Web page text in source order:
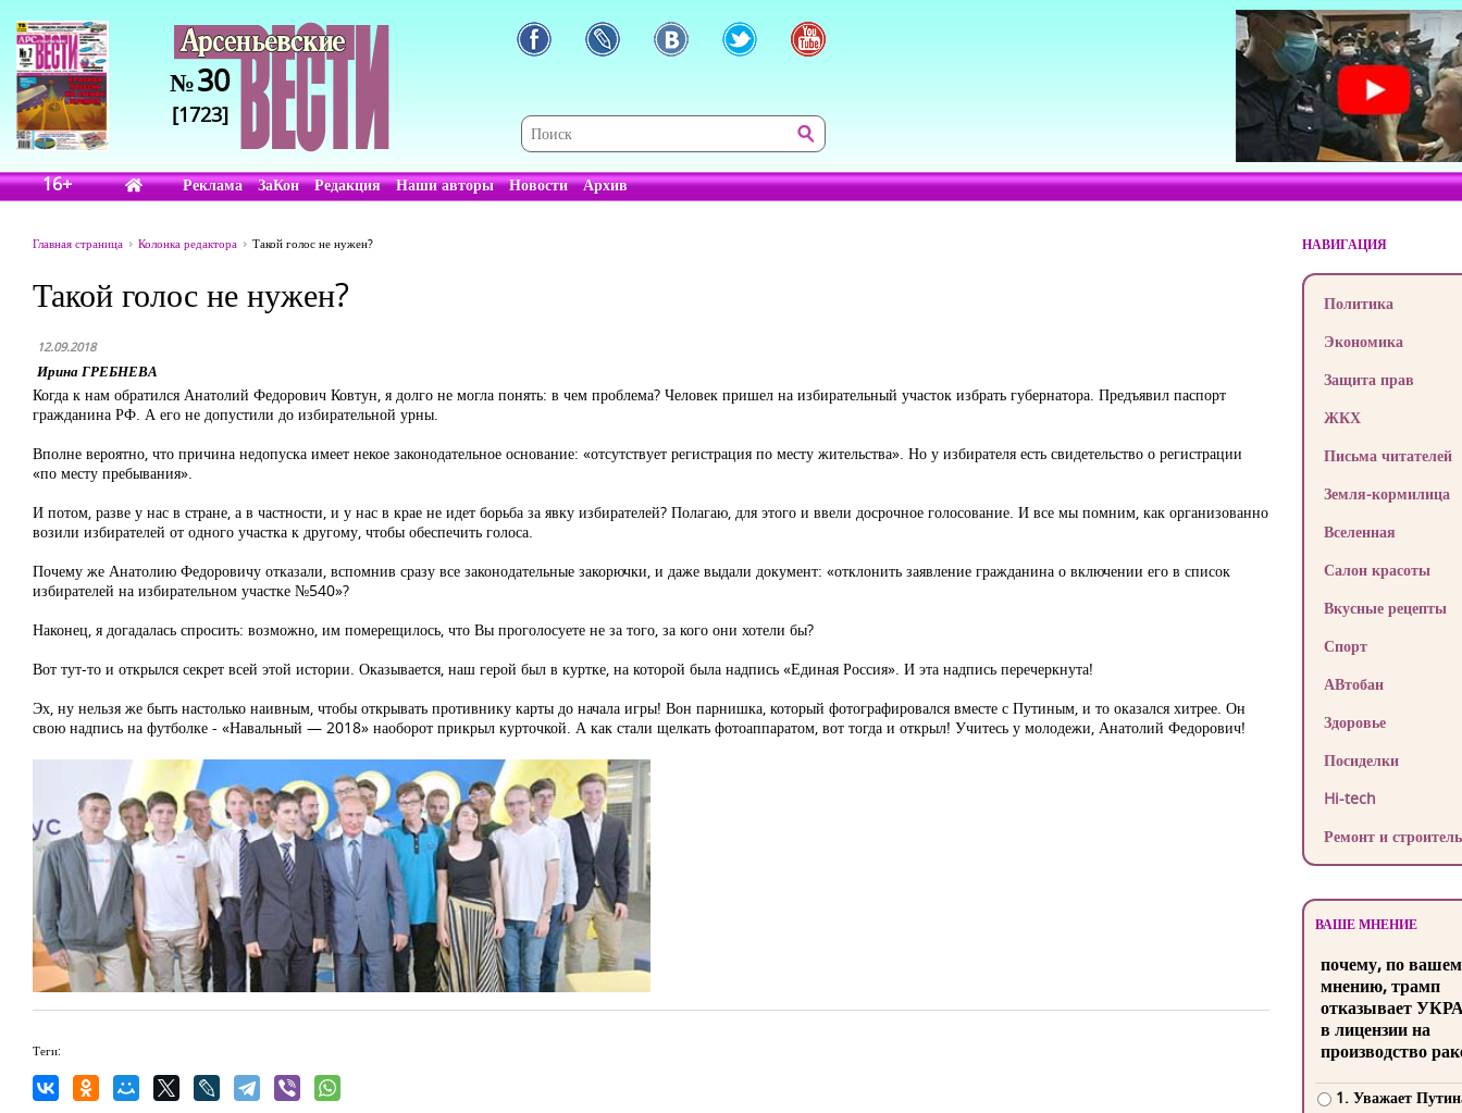
№30
[1723]
16+ Реклама ЗаКон Редакция Наши авторы Новости Архив
Главная страница Колонка редактора Такой голос не нужен?
Такой голос не нужен?
12.09.2018
Ирина ГРЕБНЕВА
Когда к нам обратился Анатолий Федорович Ковтун, я долго не могла понять: в чем проблема? Человек пришел на избирательный участок избрать губернатора. Предъявил паспорт
гражданина РФ. А его не допустили до избирательной урны.
Вполне вероятно, что причина недопуска имеет некое законодательное основание: «отсутствует регистрация по месту жительства». Но у избирателя есть свидетельство о регистрации
«по месту пребывания».
И потом, разве у нас в стране, а в частности, и у нас в крае не идет борьба за явку избирателей? Полагаю, для этого и ввели досрочное голосование. И все мы помним, как организованно
возили избирателей от одного участка к другому, чтобы обеспечить голоса.
Почему же Анатолию Федоровичу отказали, вспомнив сразу все законодательные закорючки, и даже выдали документ: «отклонить заявление гражданина о включении его в список
избирателей на избирательном участке №540»?
Наконец, я догадалась спросить: возможно, им померещилось, что Вы проголосуете не за того, за кого они хотели бы?
Вот тут-то и открылся секрет всей этой истории. Оказывается, наш герой был в куртке, на которой была надпись «Единая Россия». И эта надпись перечеркнута!
Эх, ну нельзя же быть настолько наивным, чтобы открывать противнику карты до начала игры! Вон парнишка, который фотографировался вместе с Путиным, и то оказался хитрее. Он
свою надпись на футболке - «Навальный — 2018» наоборот прикрыл курточкой. А как стали щелкать фотоаппаратом, вот тогда и открыл! Учитесь у молодежи, Анатолий Федорович!
Теги:
НАВИГАЦИЯ
Политика
Экономика
Защита прав
ЖКХ
Письма читателей
Земля-кормилица
Вселенная
Салон красоты
Вкусные рецепты
Спорт
АВтобан
Здоровье
Посиделки
Hi-tech
Ремонт и
ВАШЕ МНЕНИЕ
почему, по
мнению, трамп
отказывает
в лицензии на
производство
1. Уважает